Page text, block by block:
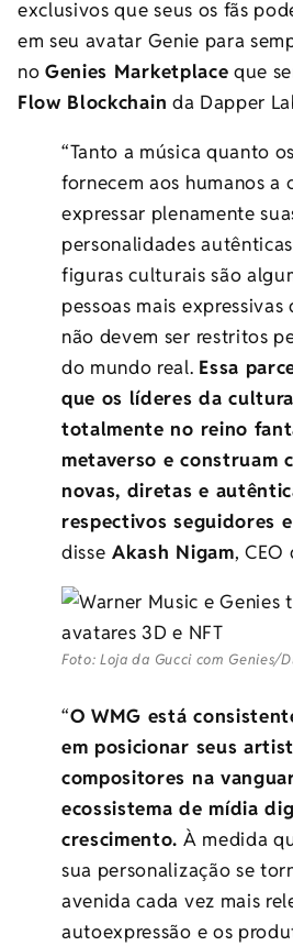
exclusivos que seus os fãs
em seu avatar Genie para
noGenies Marketplace que
Flow Blockchain da Dapper
“Tanto a música quanto
fornecem aos humanos a
expressar plenamente
personalidades
figuras culturais são
pessoas mais
não devem ser restritos
do mundo real. Essa
que os líderes da
totalmente no reino
metaverso e construam
novas, diretas e
respectivos seguidores
disse Akash Nigam, CEO
Foto: Loja da Gucci com Genies/
“O WMG está
em posicionar seus
compositores na
ecossistema de mídia
crescimento. À medida
sua personalização se
avenida cada vez mais
autoexpressão e os